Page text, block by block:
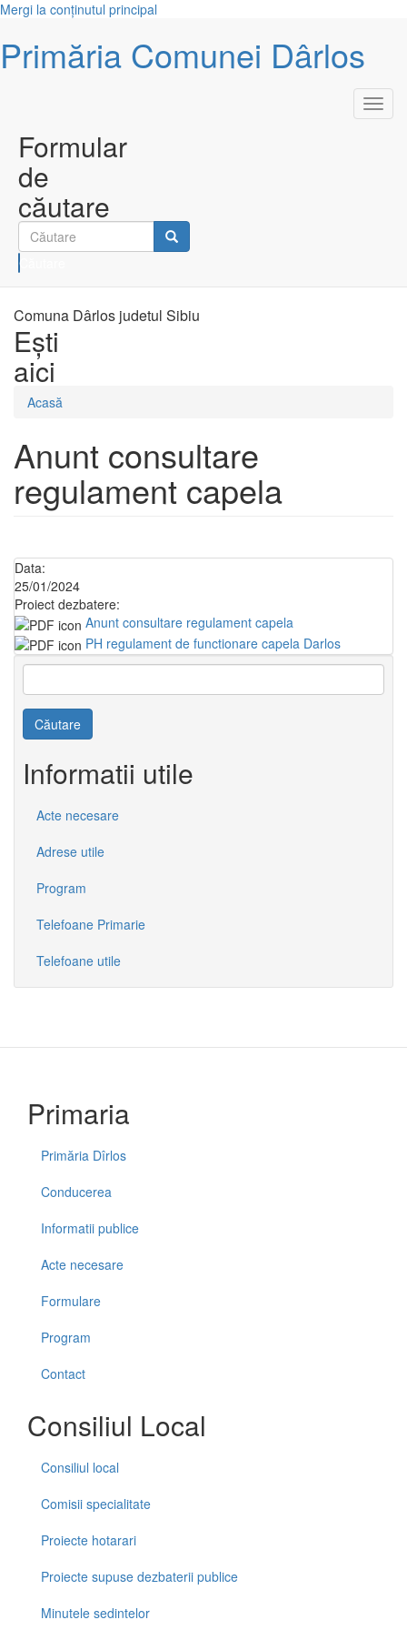
Mergi la conţinutul principal
Primăria Comunei Dârlos
Formular
de
căutare
Căutare
Comuna Dârlos judetul Sibiu
Eşti
aici
Acasă
Anunt consultare
regulament capela
Data:
25/01/2024
Proiect dezbatere:
Anunt consultare regulament capela
PH regulament de functionare capela Darlos
Căutare
Informatii utile
Acte necesare
Adrese utile
Program
Telefoane Primarie
Telefoane utile
Primaria
Primăria Dîrlos
Conducerea
Informatii publice
Acte necesare
Formulare
Program
Contact
Consiliul Local
Consiliul local
Comisii specialitate
Proiecte hotarari
Proiecte supuse dezbaterii publice
Minutele sedintelor